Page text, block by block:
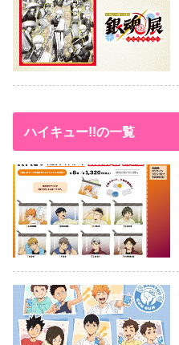
ハイキュー!!の一覧